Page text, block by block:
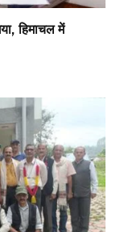
हिमाचल में